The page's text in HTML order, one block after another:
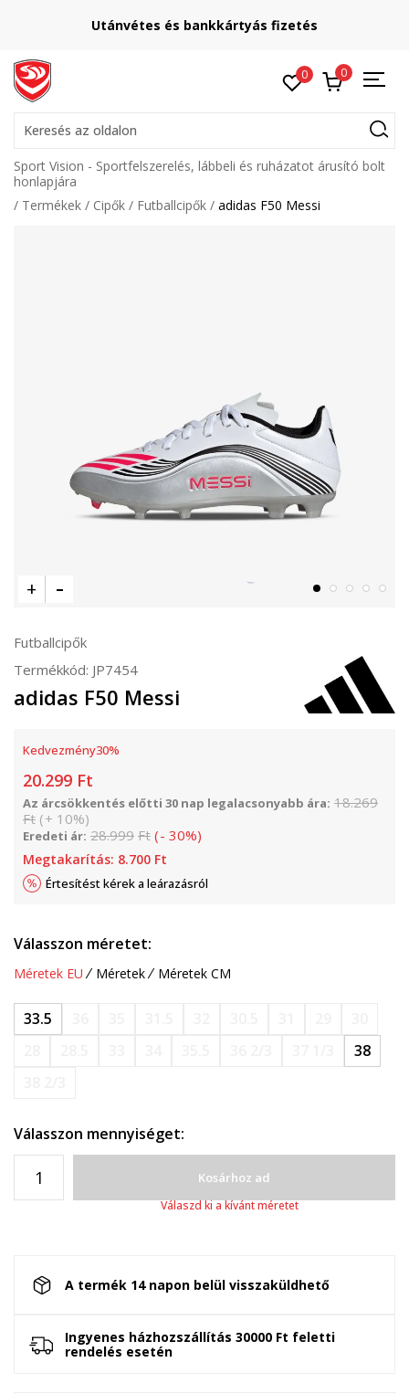
Utánvétes és bankkártyás fizetés
0 0
Keresés az oldalon
Sport Vision - Sportfelszerelés, lábbeli és ruházatot árusító bolt
honlapjára
Termékek
Cipők Futballcipők adidas F50 Messi
Futballcipők
Termékkód: JP7454
adidas F50 Messi
Kedvezmény30%
20.299 Ft
Az árcsökkentés előtti 30 nap legalacsonyabb ára: 18.269
Ft (+ 10%)
Eredeti ár: 28.999 Ft (- 30%)
Megtakarítás: 8.700 Ft
Értesítést kérek a leárazásról
Válasszon méretet:
Méretek EU Méretek Méretek CM
33.5
38
Válasszon mennyiséget:
Kosárhoz ad
Válaszd ki a kívánt méretet
A termék 14 napon belül visszaküldhető
Ingyenes házhozszállítás 30000 Ft feletti
rendelés esetén